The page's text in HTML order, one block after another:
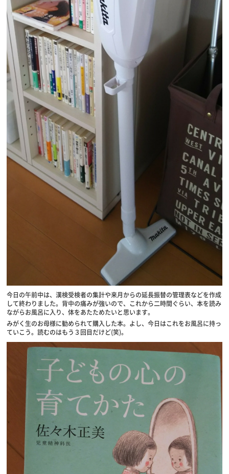
今日の午前中は、漢検受検者の集計や来月からの延長振替の管理表などを作成
して終わりました。背中の痛みが強いので、これから二時間ぐらい、本を読み
ながらお風呂に入り、体をあたためたいと思います。
みがく生のお母様に勧められて購入した本。よし、今日はこれをお風呂に持っ
ていこう。読むのはもう３回目だけど(笑)。